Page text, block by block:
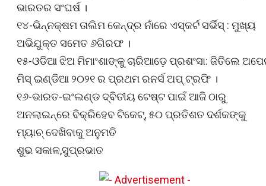
ଭାରତର ସଂଘର୍ଷ ।
୧୪-ଭିନ୍ନକ୍ଷମ ତାଲିମ କେନ୍ଦ୍ର ନାଁରେ ଏସ୍କର୍ଟ ସର୍ଭିସ୍ : ମୁଖ୍ୟ
ଅଭିଯୁକ୍ତ ସମେତ ୬ଗିରଫ ।
୧୫-ଓଡିଆ ଝିଅ ମିମାଂଶାଙ୍କୁ ଚାରିଆଡ଼େ ପ୍ରଶଂସା: ଜିତିଲେ
ମିସ୍ ଇଣ୍ଡିଆ ୨୦୨୧ ର ପ୍ରଥମ ରନର୍ସ ଅପ୍ ଟ୍ରଫି ।
୧୬-ଭାରତ-ଇଂଲଣ୍ଡ ଦ୍ବିତୀୟ ଟେଷ୍ଟ ପାଇଁ ଆଜି ଠାରୁ
ଅନଲାଇନ୍‌ରେ ବିକ୍ରିହେବ ଟିକେଟ୍, ୫୦ ପ୍ରତିଶତ ଦର୍ଶକଙ୍କୁ
ମ୍ୟାଚ୍ ଦେଖିବାକୁ ଅନୁମତି
ଶୁଭ ସକାଳ,ସୁପ୍ରଭାତ